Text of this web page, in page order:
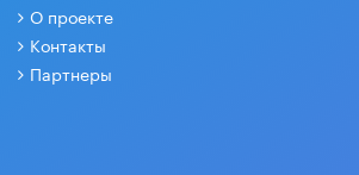
О проекте
Контакты
Партнеры